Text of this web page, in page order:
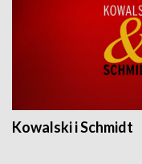
Kowalski i Schmidt